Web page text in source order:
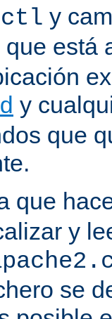
y
está
y
que
que
y
se